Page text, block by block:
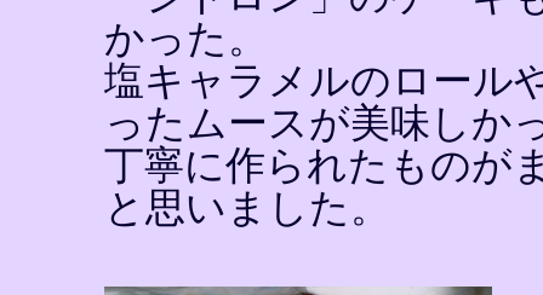
かった。
塩キャラメルのロール
ったムースが美味しか
丁寧に作られたものが
と思いました。